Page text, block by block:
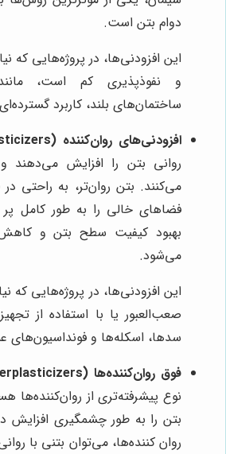
دوام بتن است.
این افزودنی‌ها، در پروژه‌هایی که
و نفوذپذیری کم است،
ساختمان‌های بلند، کاربرد
افزودنی‌های روان‌کننده (Plasticizers):
روانی بتن را افزایش می‌دهند
می‌کنند. بتن روان‌تر، به راحتی
فضاهای خالی را به طور کامل
بهبود کیفیت سطح بتن و کاهش
می‌شود.
این افزودنی‌ها، در پروژه‌هایی که
صعب‌العبور یا با استفاده از
سدها، اسکله‌ها و فونداسیون‌های
فوق روان‌کننده‌ها (Superplasticizers):
نوع پیشرفته‌تری از روان‌کننده‌ها
بتن را به طور چشمگیری افزایش
روان کننده‌ها، می‌توان بتنی با